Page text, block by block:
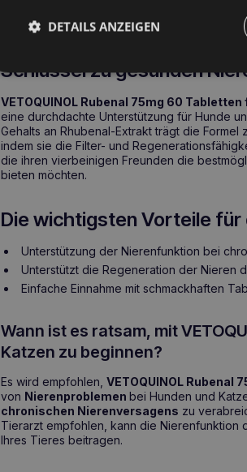
VETOQUINOL Rubenal
Schlüssel zu gesunden
VETOQUINOL Rubenal 75mg 60
eine durchdachte Unterstützung für Hunde
Gehalts an Rhubenal-Extrakt trägt die
indem sie die Filter- und
die ihren vierbeinigen Freunden die
bieten möchten.
Die wichtigsten Vorteile für
Unterstützung der Nierenfunktion bei
Unterstützt die Regeneration der Nieren
Einfache Einnahme mit schmackhaften
Wann ist es ratsam, mit
Katzen zu beginnen?
Es wird empfohlen, VETOQUINOL Rubenal
von Nierenproblemen bei Hunden und
chronischen Nierenversagens zu
Tierarzt empfohlen, kann die Nierenfunktion
Ihres Tieres beitragen.
DETAILS ANZEIGEN